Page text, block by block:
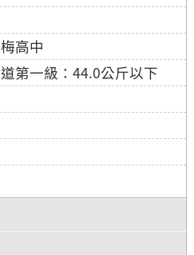
高中
第一級：44.0公斤以下